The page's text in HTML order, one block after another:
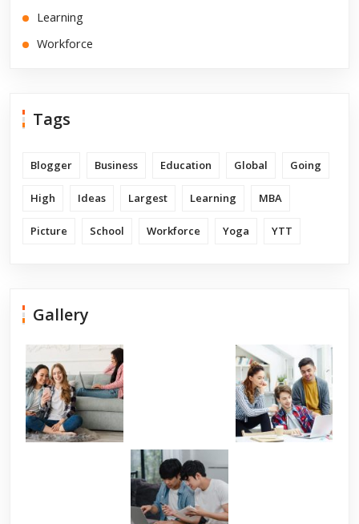
Learning
Workforce
Tags
Blogger Business Education Global Going
High Ideas Largest Learning MBA
Picture School Workforce Yoga YTT
Gallery